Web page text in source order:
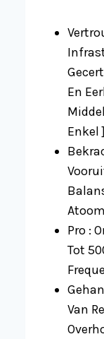
En
Enkel
Pro :
Tot
Van